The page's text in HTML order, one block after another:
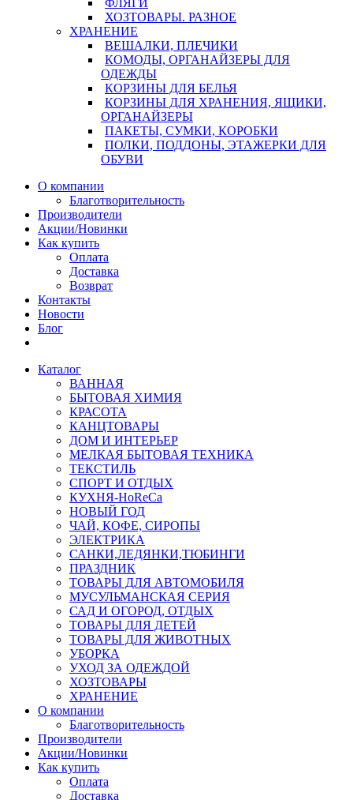
ФЛЯГИ
ХОЗТОВАРЫ. РАЗНОЕ
ХРАНЕНИЕ
ВЕШАЛКИ, ПЛЕЧИКИ
КОМОДЫ, ОРГАНАЙЗЕРЫ ДЛЯ
ОДЕЖДЫ
КОРЗИНЫ ДЛЯ БЕЛЬЯ
КОРЗИНЫ ДЛЯ ХРАНЕНИЯ, ЯЩИКИ,
ОРГАНАЙЗЕРЫ
ПАКЕТЫ, СУМКИ, КОРОБКИ
ПОЛКИ, ПОДДОНЫ, ЭТАЖЕРКИ ДЛЯ
ОБУВИ
О компании
Благотворительность
Производители
Акции/Новинки
Как купить
Оплата
Доставка
Возврат
Контакты
Новости
Блог
Каталог
ВАННАЯ
БЫТОВАЯ ХИМИЯ
КРАСОТА
КАНЦТОВАРЫ
ДОМ И ИНТЕРЬЕР
МЕЛКАЯ БЫТОВАЯ ТЕХНИКА
ТЕКСТИЛЬ
СПОРТ И ОТДЫХ
КУХНЯ-HoReCa
НОВЫЙ ГОД
ЧАЙ, КОФЕ, СИРОПЫ
ЭЛЕКТРИКА
САНКИ,ЛЕДЯНКИ,ТЮБИНГИ
ПРАЗДНИК
ТОВАРЫ ДЛЯ АВТОМОБИЛЯ
МУСУЛЬМАНСКАЯ СЕРИЯ
САД И ОГОРОД, ОТДЫХ
ТОВАРЫ ДЛЯ ДЕТЕЙ
ТОВАРЫ ДЛЯ ЖИВОТНЫХ
УБОРКА
УХОД ЗА ОДЕЖДОЙ
ХОЗТОВАРЫ
ХРАНЕНИЕ
О компании
Благотворительность
Производители
Акции/Новинки
Как купить
Оплата
Доставка